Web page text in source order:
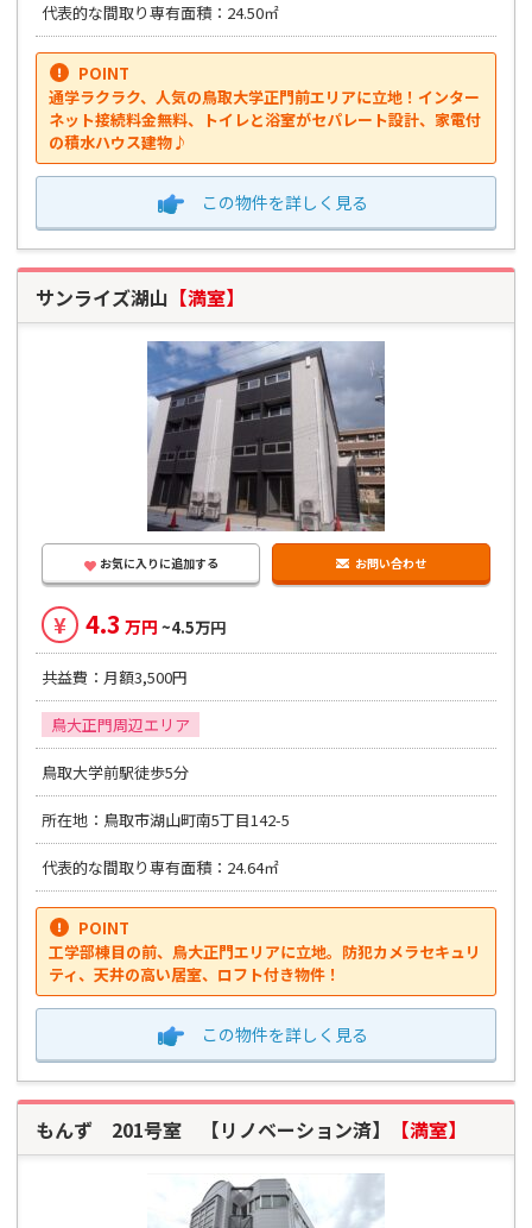
代表的な間取り専有面積：24.50㎡
POINT
通学ラクラク、人気の鳥取大学正門前エリアに立地！インター
ネット接続料金無料、トイレと浴室がセパレート設計、家電付
の積水ハウス建物♪
この物件を詳しく見る
サンライズ湖山 【満室】
お気に入りに追加する お問い合わせ
¥ 4.3 万円 ~4.5万円
共益費：月額3,500円
鳥大正門周辺エリア
鳥取大学前駅徒歩5分
所在地：鳥取市湖山町南5丁目142-5
代表的な間取り専有面積：24.64㎡
POINT
工学部棟目の前、鳥大正門エリアに立地。防犯カメラセキュリ
ティ、天井の高い居室、ロフト付き物件！
この物件を詳しく見る
もんず 201号室 【リノベーション済】 【満室】